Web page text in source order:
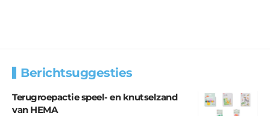
Berichtsuggesties
Terugroepactie speel- en knutselzand
van HEMA